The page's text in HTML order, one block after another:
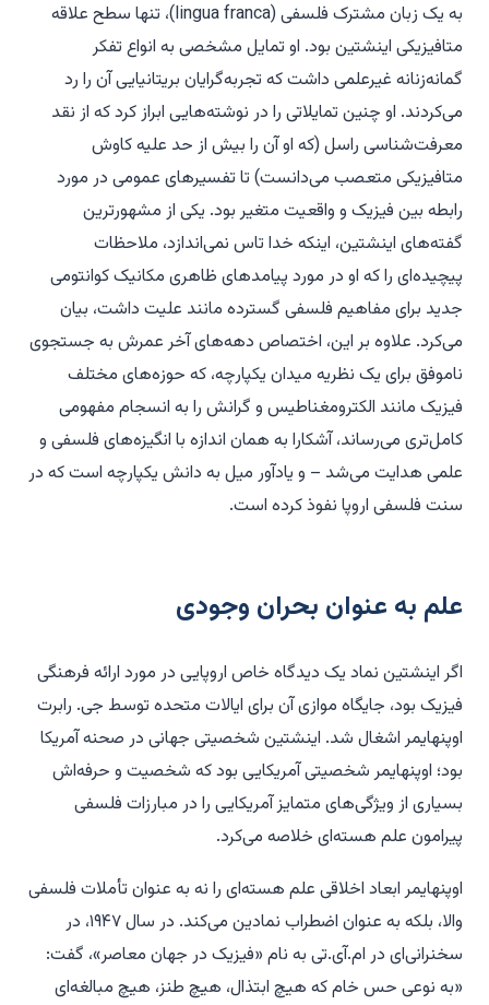
به یک زبان مشترک فلسفی (lingua franca)، تنها سطح علاقه
متافیزیکی اینشتین بود. او تمایل مشخصی به انواع تفکر
گمانه‌زنانه غیرعلمی داشت که تجربه‌گرایان بریتانیایی آن را رد
می‌کردند. او چنین تمایلاتی را در نوشته‌هایی ابراز کرد که از نقد
معرفت‌شناسی راسل (که او آن را بیش از حد علیه کاوش
متافیزیکی متعصب می‌دانست) تا تفسیرهای عمومی در مورد
رابطه بین فیزیک و واقعیت متغیر بود. یکی از مشهورترین
گفته‌های اینشتین، اینکه خدا تاس نمی‌اندازد، ملاحظات
پیچیده‌ای را که او در مورد پیامدهای ظاهری مکانیک کوانتومی
جدید برای مفاهیم فلسفی گسترده مانند علیت داشت، بیان
می‌کرد. علاوه بر این، اختصاص دهه‌های آخر عمرش به جستجوی
ناموفق برای یک نظریه میدان یکپارچه، که حوزه‌های مختلف
فیزیک مانند الکترومغناطیس و گرانش را به انسجام مفهومی
کامل‌تری می‌رساند، آشکارا به همان اندازه با انگیزه‌های فلسفی و
علمی هدایت می‌شد – و یادآور میل به دانش یکپارچه است که در
سنت فلسفی اروپا نفوذ کرده است.
علم به عنوان بحران وجودی
اگراینشتین نماد یک دیدگاه خاص اروپایی در مورد ارائه فرهنگی
فیزیک بود، جایگاه موازی آن برای ایالات متحده توسط جی. رابرت
اوپنهایمر اشغال شد. اینشتین شخصیتی جهانی در صحنه آمریکا
بود؛ اوپنهایمر شخصیتی آمریکایی بود که شخصیت و حرفه‌اش
بسیاری از ویژگی‌های متمایز آمریکایی را در مبارزات فلسفی
پیرامون علم هسته‌ای خلاصه می‌کرد.
اوپنهایمر ابعاد اخلاقی علم هسته‌ای را نه به عنوان تأملات فلسفی
والا، بلکه به عنوان اضطراب نمادین می‌کند. در سال ۱۹۴۷، در
سخنرانی‌ای در ام.آی.تی به نام «فیزیک در جهان معاصر»، گفت:
«به نوعی حس خام که هیچ ابتذال، هیچ طنز، هیچ مبالغه‌ای